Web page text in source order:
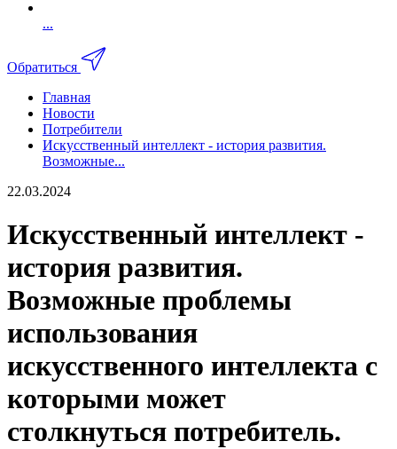
...
Обратиться
Главная
Новости
Потребители
Искусственный интеллект - история развития.
Возможные...
22.03.2024
Искусственный интеллект -
история развития.
Возможные проблемы
использования
искусственного интеллекта с
которыми может
столкнуться потребитель.